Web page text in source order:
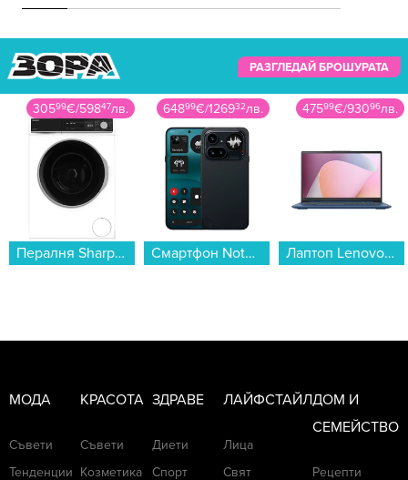
РАЗГЛЕДАЙ БРОШУРАТА
30599€/59847лв.
Пералня Sharp ES-NFB814AWNA , 1400 об./мин., 8.00 kg, A , Бял...
64899€/126932лв.
Смартфон Nothing Phone (4a) PRO 256/12 BLACK , 12 GB, 256 GB...
47599€/93096лв.
Лаптоп Lenovo IDEAPAD SLIM 3 15AMN8 82XQ01F3BM , 15.60 , 16 , 512GB SSD , AMD Radeon 610M Graphics , AMD Ryzen 5 40 QUAD CORE , Без OS...
МОДА
Съвети
Тенденции
КРАСОТА
Съвети
Козметика
ЗДРАВЕ
Диети
Спорт
ЛАЙФСТАЙЛ
Лица
Свят
ДОМ И
СЕМЕЙСТВО
Рецепти